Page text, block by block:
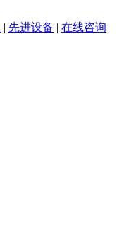
| 先进设备 | 在线咨询